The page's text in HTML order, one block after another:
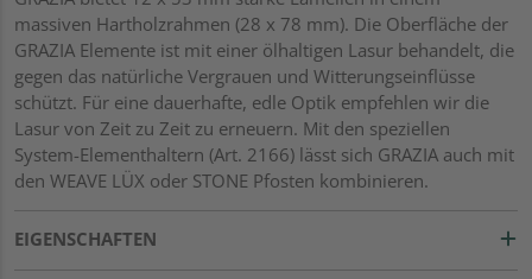
massiven Hartholzrahmen (28 x 78 mm). Die Oberfläche der
GRAZIA Elemente ist mit einer ölhaltigen Lasur behandelt, die
gegen das natürliche Vergrauen und Witterungseinflüsse
schützt. Für eine dauerhafte, edle Optik empfehlen wir die
Lasur von Zeit zu Zeit zu erneuern. Mit den speziellen
System-Elementhaltern (Art. 2166) lässt sich GRAZIA auch mit
den WEAVE LÜX oder STONE Pfosten kombinieren.
EIGENSCHAFTEN